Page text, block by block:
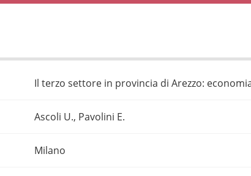
Il terzo settore in provincia di Arezzo:
Ascoli U., Pavolini E.
Milano